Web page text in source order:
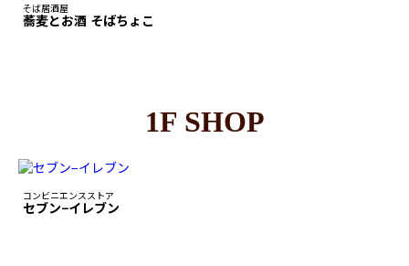
そば居酒屋
蕎麦とお酒 そばちょこ
1F SHOP
コンビニエンスストア
セブン−イレブン